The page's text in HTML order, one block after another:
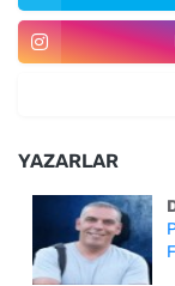
YAZARLAR